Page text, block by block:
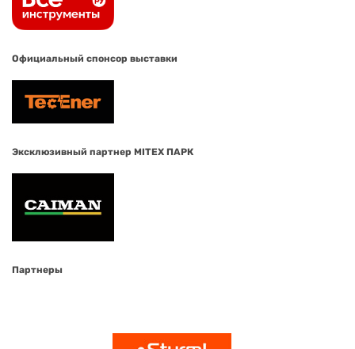
Официальный спонсор выставки
Эксклюзивный партнер MITEX ПАРК
Партнеры